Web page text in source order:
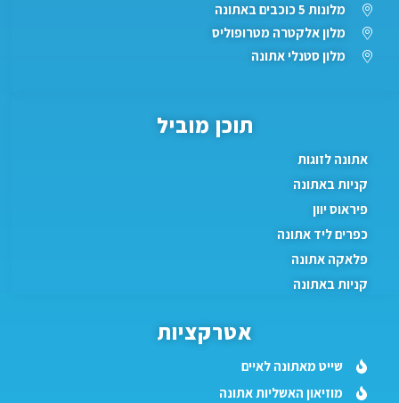
אטרקציות
שייט מאתונה לאיים
מוזיאון האשליות אתונה
תוכן מוביל
אתונה לזוגות
קניות באתונה
פיראוס יוון
כפרים ליד אתונה
פלאקה אתונה
קניות באתונה
מלונות 5 כוכבים באתונה
מלון אלקטרה מטרופוליס
מלון סטנלי אתונה